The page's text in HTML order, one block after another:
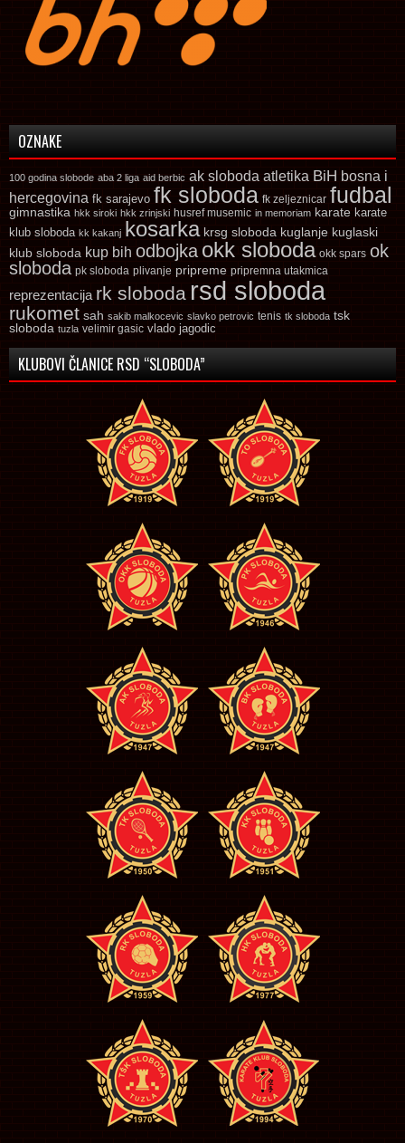
OZNAKE
100 godina slobode aba 2 liga aid berbic ak sloboda atletika BiH bosna i
hercegovina fk sarajevo fk sloboda fk zeljeznicar fudbal
gimnastika hkk siroki hkk zrinjski husref musemic in memoriam karate karate
klub sloboda kk kakanj kosarka krsg sloboda kuglanje kuglaski
klub sloboda kup bih odbojka okk sloboda okk spars ok
sloboda pk sloboda plivanje pripreme pripremna utakmica
reprezentacija rk sloboda rsd sloboda
rukomet sah sakib malkocevic slavko petrovic tenis tk sloboda tsk
sloboda tuzla velimir gasic vlado jagodic
KLUBOVI ČLANICE RSD “SLOBODA”